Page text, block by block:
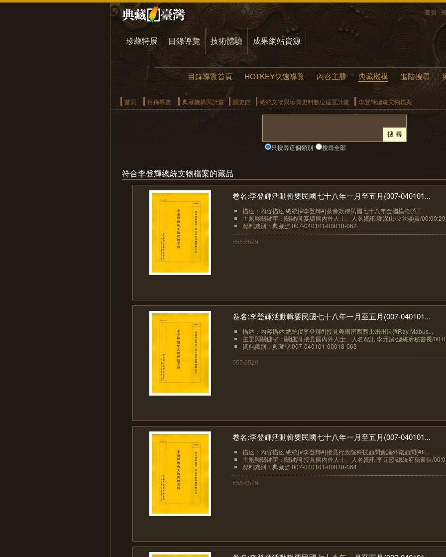
首頁
珍藏特展 目錄導覽 技術體驗 成果網站資源
目錄導覽首頁 HOTKEY快速導覽 內容主題 典藏機構 進階搜尋
首頁 目錄導覽 典藏機構與計畫 國史館 總統文物與珍貴史料數位建置計畫 李登輝總統文物檔案
只搜尋這個類別 搜尋全部
符合李登輝總統文物檔案的藏品
卷名:李登輝活動輯要民國七十八年一月至五月(007-040101...
描述：內容描述:總統{#李登輝#}茶會款待民國七十八年全國模範勞工...
主題與關鍵字：關鍵詞:宴請國內外人士、人名資訊:謝深山/立法委員/
資料識別：典藏號:007-040101-00018-062
556/6529
卷名:李登輝活動輯要民國七十八年一月至五月(007-040101...
描述：內容描述:總統{#李登輝#}接見美國密西西比州州長{#Ray Mabus...
主題與關鍵字：關鍵詞:接見國內外人士、人名資訊:李元簇/總統府秘書長/
資料識別：典藏號:007-040101-00018-063
557/6529
卷名:李登輝活動輯要民國七十八年一月至五月(007-040101...
描述：內容描述:總統{#李登輝#}接見行政院科技顧問會議外籍顧問{#F...
主題與關鍵字：關鍵詞:接見國內外人士、人名資訊:李元簇/總統府秘書長/
資料識別：典藏號:007-040101-00018-064
558/6529